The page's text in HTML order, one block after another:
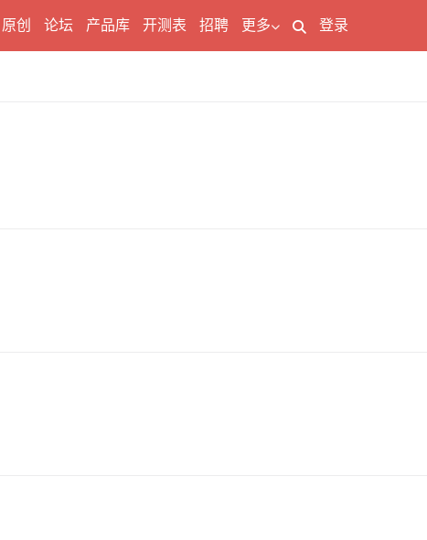
原创 论坛 产品库 开测表 招聘 更多 登录